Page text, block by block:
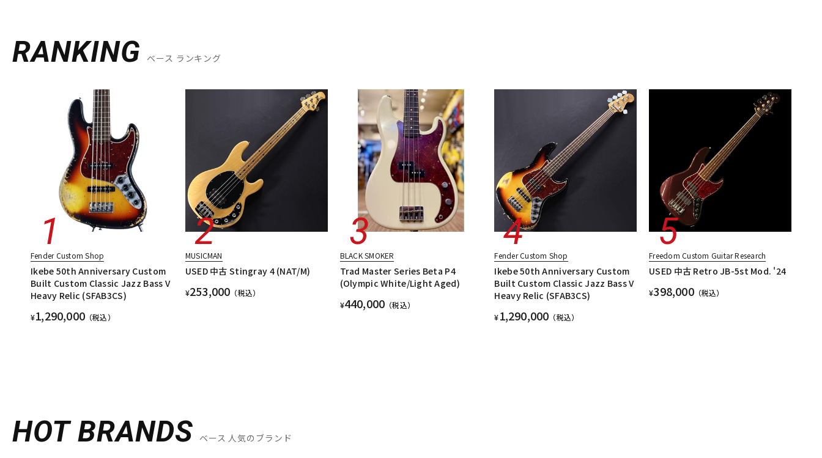
RANKING ベース ランキング
Fender Custom Shop
Ikebe 50th Anniversary Custom
Built Custom Classic Jazz Bass V
Heavy Relic (SFAB3CS)
¥1,290,000 （税込）
MUSICMAN
USED 中古 Stingray 4 (NAT/M)
¥253,000 （税込）
BLACK SMOKER
Trad Master Series Beta P4
(Olympic White/Light Aged)
¥440,000 （税込）
Fender Custom Shop
Ikebe 50th Anniversary Custom
Built Custom Classic Jazz Bass V
Heavy Relic (SFAB3CS)
¥1,290,000 （税込）
Freedom Custom Guitar Research
USED 中古 Retro JB-5st Mod. '24
¥398,000（税込）
HOT BRANDS ベース 人気のブランド